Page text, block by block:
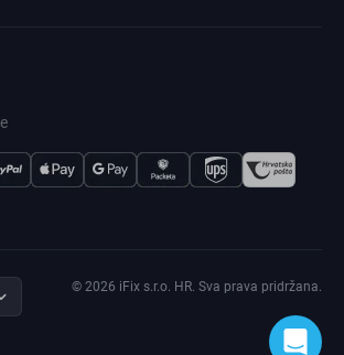
© 2026 iFix s.r.o. HR. Sva prava pridržana.